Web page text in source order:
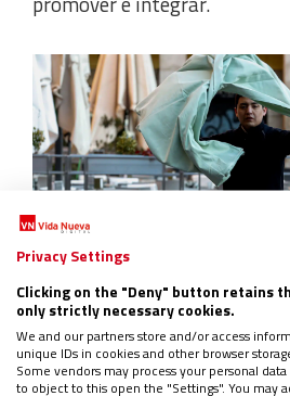
Así lo refleja el esfuerzo de la
Episcopal de Migraciones y
mano a mano con todas las
Privacy Settings
Clicking on the "Deny" button retains
only strictly necessary cookies.
We and our partners store and/or access
unique IDs in cookies and other browser
Some vendors may process your personal
to object to this open the "Settings". You may